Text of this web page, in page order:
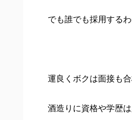
でも誰でも採用する
運良くボクは面接も
酒造りに資格や学歴